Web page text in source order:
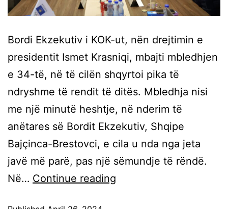
Bordi Ekzekutiv i KOK-ut, nën drejtimin e
presidentit Ismet Krasniqi, mbajti mbledhjen
e 34-të, në të cilën shqyrtoi pika të
ndryshme të rendit të ditës. Mbledhja nisi
me një minutë heshtje, në nderim të
anëtares së Bordit Ekzekutiv, Shqipe
Bajçinca-Brestovci, e cila u nda nga jeta
javë më parë, pas një sëmundje të rëndë.
Në… Continue reading